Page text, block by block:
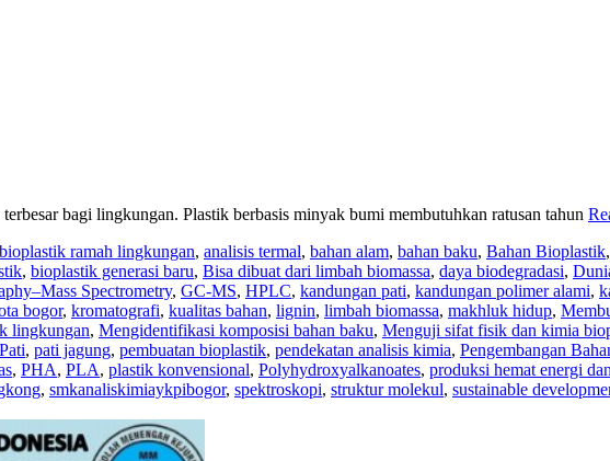
bagi lingkungan. Plastik berbasis minyak bumi membutuhkan ratusan tahun
ramah lingkungan, analisis termal, bahan alam, bahan baku, Bahan Bioplastik,
, bioplastik generasi baru, Bisa dibuat dari limbah biomassa, daya biodegradasi,
Spectrometry, GC-MS, HPLC, kandungan pati, kandungan polimer alami,
bogor, kromatografi, kualitas bahan, lignin, limbah biomassa, makhluk hidup,
lingkungan, Mengidentifikasi komposisi bahan baku, Menguji sifat fisik dan kimia
Pati, pati jagung, pembuatan bioplastik, pendekatan analisis kimia, Pengembangan
, PHA, PLA, plastik konvensional, Polyhydroxyalkanoates, produksi hemat energi
, smkanaliskimiaykpibogor, spektroskopi, struktur molekul, sustainable